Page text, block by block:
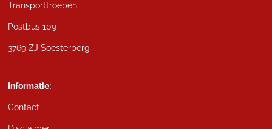
Transporttroepen
Postbus 109
3769 ZJ Soesterberg
Informatie:
Contact